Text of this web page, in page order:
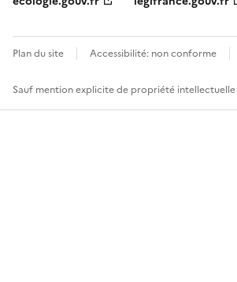
Plan du site Accessibilité: non conforme
Sauf mention explicite de propriété intellectuelle